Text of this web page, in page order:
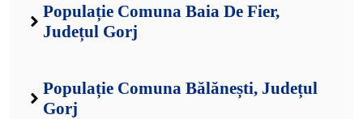
Populație Comuna Baia De Fier,
Județul Gorj
Populație Comuna Bălănești, Județul
Gorj